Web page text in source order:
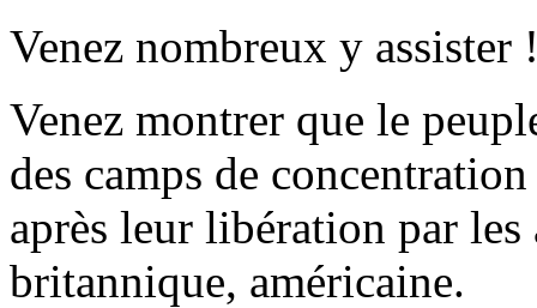
Venez nombreux y assister
Venez montrer que le
des camps de
après leur libération par
britannique, américaine.